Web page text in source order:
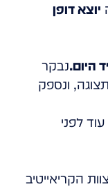
יוצא דופן
היום.נבקר
ונספק
עוד לפני
הקריאייטיב